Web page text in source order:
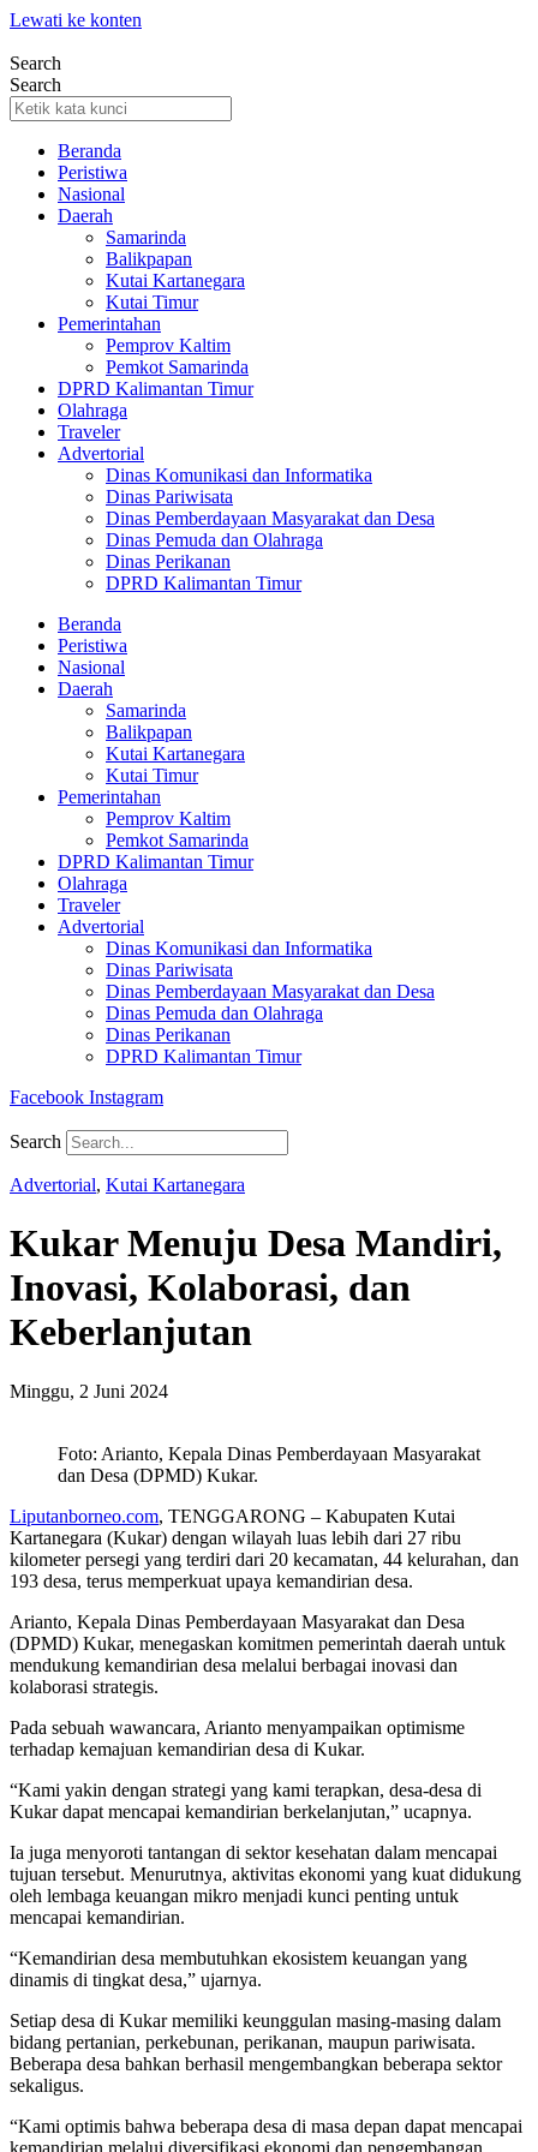
Lewati ke konten
Search
Search
Beranda
Peristiwa
Nasional
Daerah
Samarinda
Balikpapan
Kutai Kartanegara
Kutai Timur
Pemerintahan
Pemprov Kaltim
Pemkot Samarinda
DPRD Kalimantan Timur
Olahraga
Traveler
Advertorial
Dinas Komunikasi dan Informatika
Dinas Pariwisata
Dinas Pemberdayaan Masyarakat dan Desa
Dinas Pemuda dan Olahraga
Dinas Perikanan
DPRD Kalimantan Timur
Beranda
Peristiwa
Nasional
Daerah
Samarinda
Balikpapan
Kutai Kartanegara
Kutai Timur
Pemerintahan
Pemprov Kaltim
Pemkot Samarinda
DPRD Kalimantan Timur
Olahraga
Traveler
Advertorial
Dinas Komunikasi dan Informatika
Dinas Pariwisata
Dinas Pemberdayaan Masyarakat dan Desa
Dinas Pemuda dan Olahraga
Dinas Perikanan
DPRD Kalimantan Timur
Facebook Instagram
Search
Advertorial, Kutai Kartanegara
Kukar Menuju Desa Mandiri,
Inovasi, Kolaborasi, dan
Keberlanjutan
Minggu, 2 Juni 2024
Foto: Arianto, Kepala Dinas Pemberdayaan Masyarakat
dan Desa (DPMD) Kukar.
Liputanborneo.com, TENGGARONG – Kabupaten Kutai
Kartanegara (Kukar) dengan wilayah luas lebih dari 27 ribu
kilometer persegi yang terdiri dari 20 kecamatan, 44 kelurahan, dan
193 desa, terus memperkuat upaya kemandirian desa.
Arianto, Kepala Dinas Pemberdayaan Masyarakat dan Desa
(DPMD) Kukar, menegaskan komitmen pemerintah daerah untuk
mendukung kemandirian desa melalui berbagai inovasi dan
kolaborasi strategis.
Pada sebuah wawancara, Arianto menyampaikan optimisme
terhadap kemajuan kemandirian desa di Kukar.
“Kami yakin dengan strategi yang kami terapkan, desa-desa di
Kukar dapat mencapai kemandirian berkelanjutan,” ucapnya.
Ia juga menyoroti tantangan di sektor kesehatan dalam mencapai
tujuan tersebut. Menurutnya, aktivitas ekonomi yang kuat didukung
oleh lembaga keuangan mikro menjadi kunci penting untuk
mencapai kemandirian.
“Kemandirian desa membutuhkan ekosistem keuangan yang
dinamis di tingkat desa,” ujarnya.
Setiap desa di Kukar memiliki keunggulan masing-masing dalam
bidang pertanian, perkebunan, perikanan, maupun pariwisata.
Beberapa desa bahkan berhasil mengembangkan beberapa sektor
sekaligus.
“Kami optimis bahwa beberapa desa di masa depan dapat mencapai
kemandirian melalui diversifikasi ekonomi dan pengembangan